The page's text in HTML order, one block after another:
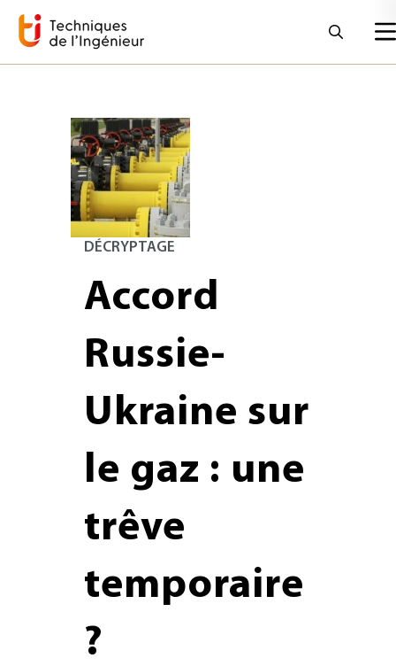
DÉCRYPTAGE
Accord
Russie-
Ukraine sur
le gaz : une
trêve
temporaire
?